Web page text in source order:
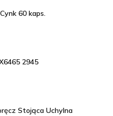
60 kaps.
2945
Stojąca Uchylna